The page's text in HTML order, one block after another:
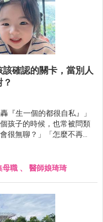
確認的關卡，當別人
『生一個的都很自私』」
孩子的時候，也常被問類
很無聊？」「怎麼不再生
熟的人我都笑笑帶過，熟
母職 、 醫師娘琦琦